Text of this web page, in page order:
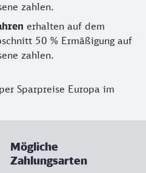
zahlen.
erhalten auf dem
50 % Ermäßigung auf
zahlen.
Sparpreise Europa im
Mögliche
Zahlungsarten